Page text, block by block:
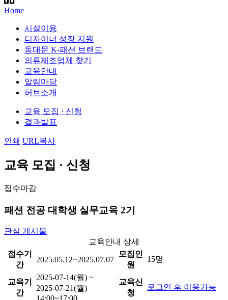
Home
시설이용
디자이너 성장 지원
동대문 K-패션 브랜드
의류제조업체 찾기
교육안내
알림마당
허브소개
교육 모집 · 신청
결과발표
인쇄 URL복사
교육 모집 · 신청
접수마감
패션 전공 대학생 실무교육 2기
관심 게시물
교육안내 상세
접수기
간
2025.05.12~2025.07.07
모집인
원
15명
교육기
간
2025-07-14(월) ~
2025-07-21(월)
교육신
청
로그인 후 이용가능